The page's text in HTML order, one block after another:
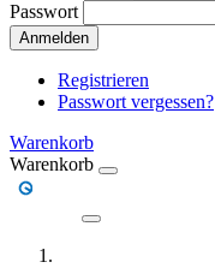
Passwort
Anmelden
Registrieren
Passwort vergessen?
Warenkorb
Warenkorb